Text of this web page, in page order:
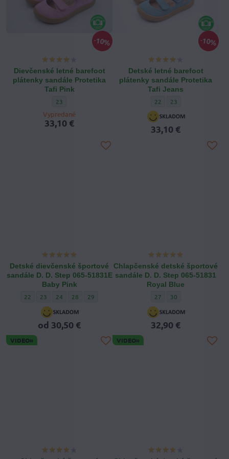
10%
Dievčenské letné barefoot
plátenky sandále Protetika
Tafi Pink
Dievčenské letné barefoot plátenky sandále Protetika Tafi
23
Vypredané
33,10 €
10%
Detské letné barefoot
plátenky sandále Protetika
Tafi Jeans
Detské letné barefoot
22 Detské letné
23
33,10 €
Detské dievčenské športové
sandále D. D. Step 065-51831E
Baby Pink
Detské dievčenské športové sandále D. D. Step 065-51831E Baby Pink -
22 Detské dievčenské športové sandále D. D. Step 065-51831E Baby
23 Detské dievčenské športové sandále D. D. Step 065-51831E
24 Detské dievčenské športové sandále D. D. Step 065-
28 Detské dievčenské športové sandále D. D. Step
29
od 30,50 €
Chlapčenské detské športové
sandále D. D. Step 065-51831
Royal Blue
Chlapčenské detské
27 Chlapčenské detské
30
32,90 €
VIDEO» VIDEO»